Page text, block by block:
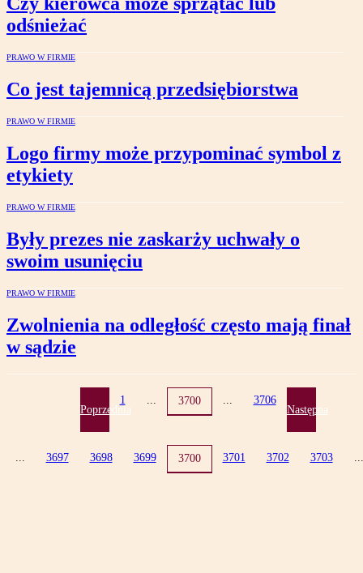
odśnieżać
PRAWO W FIRMIE
Co jest tajemnicą przedsiębiorstwa
PRAWO W FIRMIE
Logo firmy może przypominać symbol z
etykiety
PRAWO W FIRMIE
Były prezes nie zaskarży uchwały o
swoim usunięciu
PRAWO W FIRMIE
Zwolnienia na odległość często mają finał
w sądzie
Poprzednia
1 ... 3700 ... 3706
Następna
... 3697 3698 3699 3700 3701 3702 3703 ...